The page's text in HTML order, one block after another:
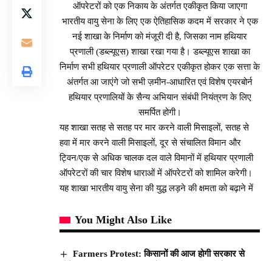
ऑपरेटरों को एक निकाय के अंतर्गत एकीकृत किया जाएगा
भारतीय वायु सेना के लिए एक ऐतिहासिक कदम में सरकार ने एक
नई शाखा के निर्माण को मंजूरी दी है, जिसका नाम हथियार
प्रणाली (डब्ल्यूएस) शाखा रखा गया है। डब्ल्यूएस शाखा का
निर्माण सभी हथियार प्रणाली ऑपरेटर एकीकृत होकर एक सत्ता के
अंतर्गत आ जाएंगे जो सभी ज़मीन-आधारित एवं विशेष एयरबोर्न
हथियार प्रणालियों के सैन्य अभियान संबंधी नियंत्रण के लिए
समर्पित होगी।
यह शाखा सतह से सतह पर मार करने वाली मिसाइलों, सतह से
हवा में मार करने वाली मिसाइलों, दूर से संचालित विमान और
ट्विन/एक से अधिक चालक दल वाले विमानों में हथियार प्रणाली
ऑपरेटरों की चार विशेष धाराओं में ऑपरेटरों को शामिल करेगी।
यह शाखा भारतीय वायु सेना की युद्ध लड़ने की क्षमता को बढ़ाने में
You Might Also Like
Farmers Protest: किसानों की आज होगी सरकार से